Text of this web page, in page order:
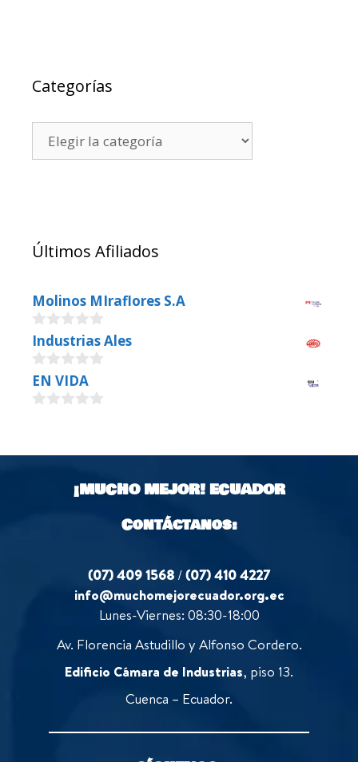
Categorías
Últimos Afiliados
Molinos MIraflores S.A
0
o
u
t
o
f
Industrias Ales
0
o
u
5
EN VIDA
t
¡MUCHO MEJOR!ECUADOR
Contáctanos:
(07) 409 1568 /(07) 410 4227
info@muchomejorecuador.org.ec
Lunes-Viernes: 08:30-18:00
Av. Florencia Astudillo y Alfonso Cordero.
Edificio Cámara de Industrias, piso 13.
Cuenca – Ecuador.